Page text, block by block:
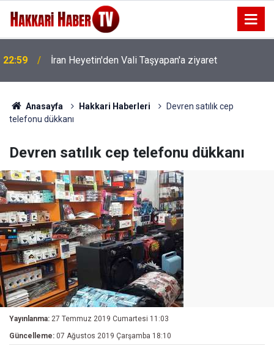
22:59
İran Heyetin'den Vali Taşyapan'a ziyaret
22:53
İran Sınırında 7 Kilo 720 Gram Eroin ele geçirildi
Anasayfa Hakkari Haberleri
Devren satılık cep
telefonu dükkanı
Devren satılık cep telefonu dükkanı
Yayınlanma: 27 Temmuz 2019 Cumartesi 11:03
Güncelleme: 07 Ağustos 2019 Çarşamba 18:10